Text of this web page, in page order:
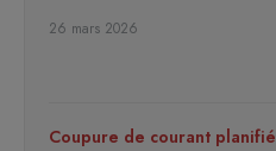
26 mars 2026
Coupure de courant